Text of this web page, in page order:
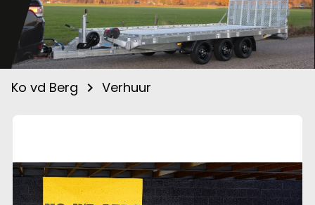
Ko vd Berg navigate_next Verhuur